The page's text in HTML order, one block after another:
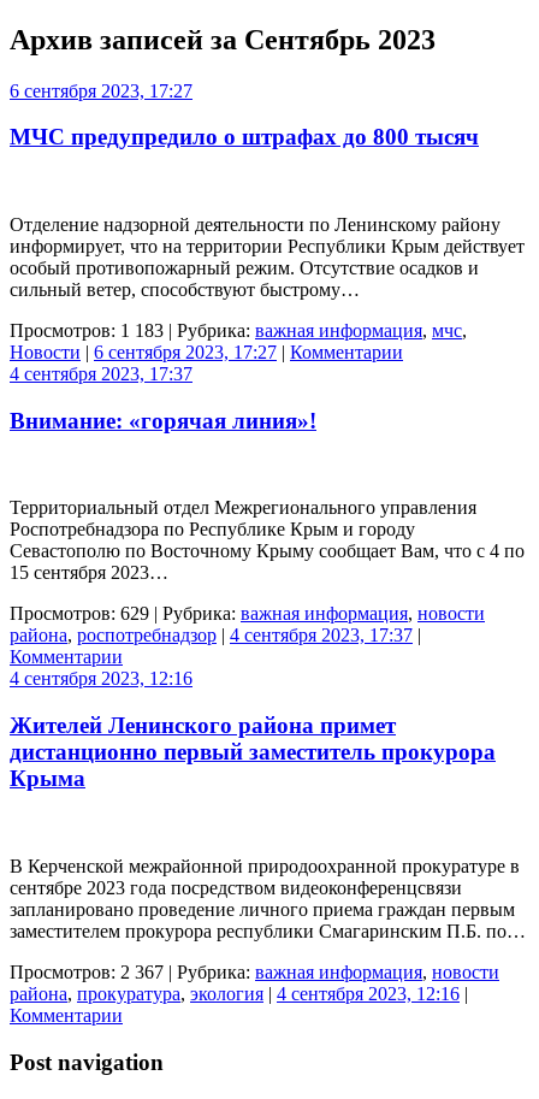
Архив записей за Сентябрь 2023
6 сентября 2023, 17:27
МЧС предупредило о штрафах до 800 тысяч
Отделение надзорной деятельности по Ленинскому району
информирует, что на территории Республики Крым действует
особый противопожарный режим. Отсутствие осадков и
сильный ветер, способствуют быстрому…
Просмотров: 1 183 | Рубрика: важная информация, мчс,
Новости | 6 сентября 2023, 17:27 | Комментарии
4 сентября 2023, 17:37
Внимание: «горячая линия»!
Территориальный отдел Межрегионального управления
Роспотребнадзора по Республике Крым и городу
Севастополю по Восточному Крыму сообщает Вам, что с 4 по
15 сентября 2023…
Просмотров: 629 | Рубрика: важная информация, новости
района, роспотребнадзор | 4 сентября 2023, 17:37 |
Комментарии
4 сентября 2023, 12:16
Жителей Ленинского района примет
дистанционно первый заместитель прокурора
Крыма
В Керченской межрайонной природоохранной прокуратуре в
сентябре 2023 года посредством видеоконференцсвязи
запланировано проведение личного приема граждан первым
заместителем прокурора республики Смагаринским П.Б. по…
Просмотров: 2 367 | Рубрика: важная информация, новости
района, прокуратура, экология | 4 сентября 2023, 12:16 |
Комментарии
Post navigation